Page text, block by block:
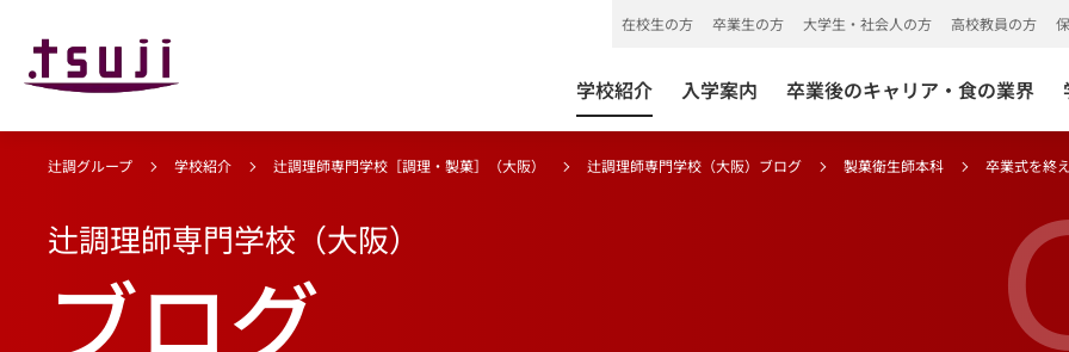
学校紹介 入学案内 卒業後のキャリア・食の業界
在校生の方 卒業生の方 大学生・社会人の方 高校教員の方
辻調グループ 学校紹介 辻調理師専門学校［調理・製菓］（大阪） 辻調理師専門学校（大阪）ブログ 製菓衛生師本科 卒業式を終
辻調理師専門学校（大阪）
ブログ